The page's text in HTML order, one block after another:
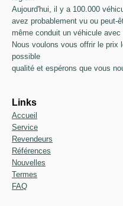
Aujourd'hui, il y a 100.000
avez probablement vu ou peut-
même conduit un véhicule
Nous voulons vous offrir le prix
possible
qualité et espérons que vous
Links
Accueil
Service
Revendeurs
Références
Nouvelles
Termes
FAQ